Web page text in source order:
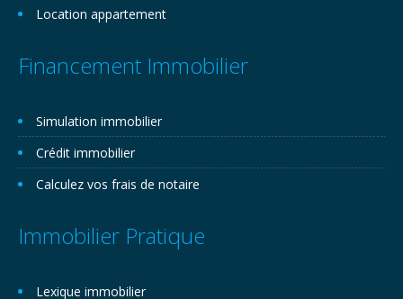
Location appartement
Financement Immobilier
Simulation immobilier
Crédit immobilier
Calculez vos frais de notaire
Immobilier Pratique
Lexique immobilier